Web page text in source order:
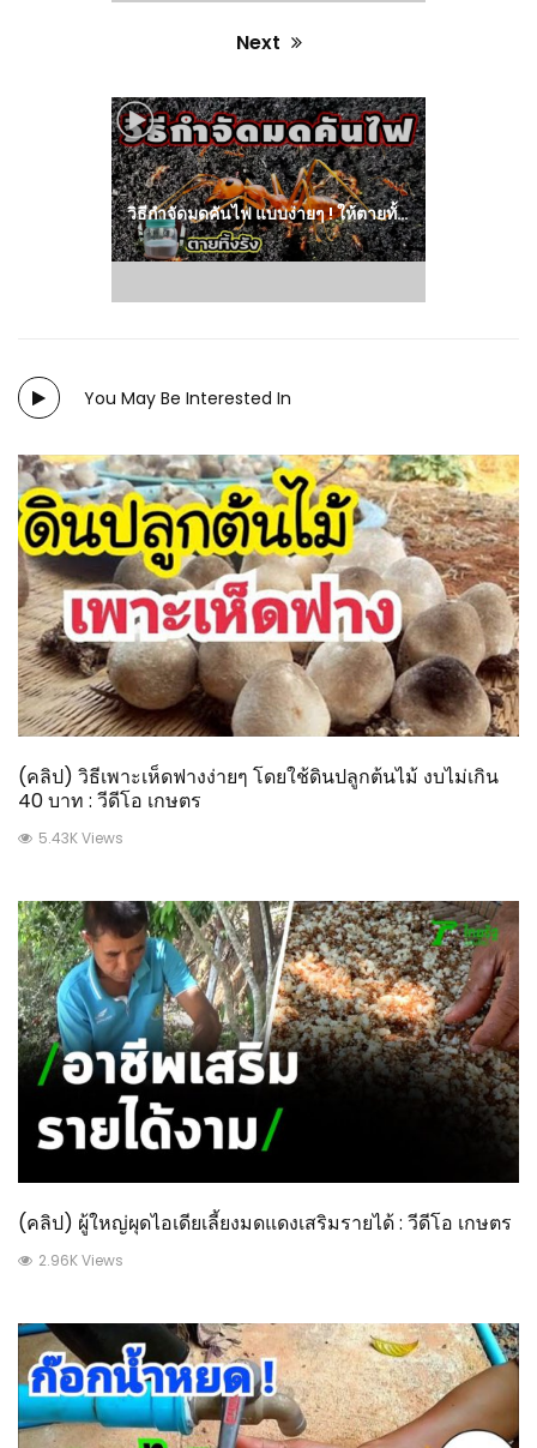
Next
Next
post:
วิธีกำจัดมดคันไฟ แบบง่ายๆ ! ให้ตายทั้งรัง
You May Be Interested In
(คลิป) วิธีเพาะเห็ดฟางง่ายๆ โดยใช้ดินปลูกต้นไม้ งบไม่เกิน
40 บาท : วีดีโอ เกษตร
5.43K Views
(คลิป) ผู้ใหญ่ผุดไอเดียเลี้ยงมดแดงเสริมรายได้ : วีดีโอ เกษตร
2.96K Views